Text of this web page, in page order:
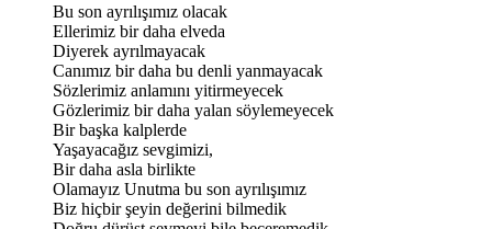
Bu son ayrılışımız olacak
Ellerimiz bir daha elveda
Diyerek ayrılmayacak
Canımız bir daha bu denli yanmayacak
Sözlerimiz anlamını yitirmeyecek
Gözlerimiz bir daha yalan söylemeyecek
Bir başka kalplerde
Yaşayacağız sevgimizi,
Bir daha asla birlikte
Olamayız Unutma bu son ayrılışımız
Biz hiçbir şeyin değerini bilmedik